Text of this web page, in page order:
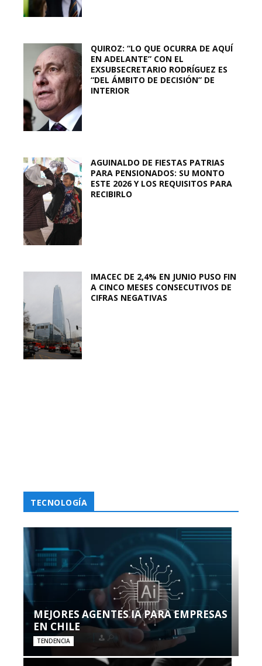
QUIROZ: “LO QUE OCURRA DE AQUÍ
EN ADELANTE” CON EL
EXSUBSECRETARIO RODRÍGUEZ ES
“DEL ÁMBITO DE DECISIÓN” DE
INTERIOR
AGUINALDO DE FIESTAS PATRIAS
PARA PENSIONADOS: SU MONTO
ESTE 2026 Y LOS REQUISITOS PARA
RECIBIRLO
IMACEC DE 2,4% EN JUNIO PUSO FIN
A CINCO MESES CONSECUTIVOS DE
CIFRAS NEGATIVAS
TECNOLOGÍA
MEJORES AGENTES IA PARA EMPRESAS
EN CHILE
TENDENCIA